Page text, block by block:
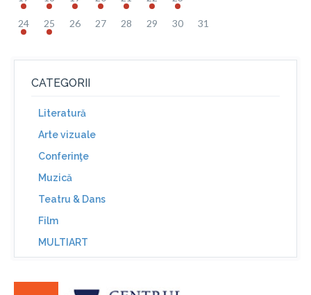
24 25 26 27 28 29 30 31
CATEGORII
Literatură
Arte vizuale
Conferinţe
Muzică
Teatru & Dans
Film
MULTIART